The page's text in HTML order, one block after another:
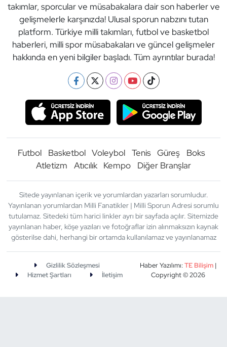
takımlar, sporcular ve müsabakalara dair son haberler ve
gelişmelerle karşınızda! Ulusal sporun nabzını tutan
platform. Türkiye milli takımları, futbol ve basketbol
haberleri, milli spor müsabakaları ve güncel gelişmeler
hakkında en yeni bilgiler başladı. Tüm ayrıntılar burada!
Futbol Basketbol Voleybol Tenis Güreş
Boks
Atletizm
Atıcılık Kempo Diğer Branşlar
Sitede yayınlanan içerik ve yorumlardan yazarları sorumludur.
Yayınlanan yorumlardan Milli Fanatikler | Milli Sporun Adresi sorumlu
tutulamaz. Sitedeki tüm harici linkler ayrı bir sayfada açılır. Sitemizde
yayınlanan haber, köşe yazıları ve fotoğraflar izin alınmaksızın kaynak
gösterilse dahi, herhangi bir ortamda kullanılamaz ve yayınlanamaz
Gizlilik Sözleşmesi
Hizmet Şartları
İletişim
Haber Yazılımı:TE Bilişim|
Copyright © 2026